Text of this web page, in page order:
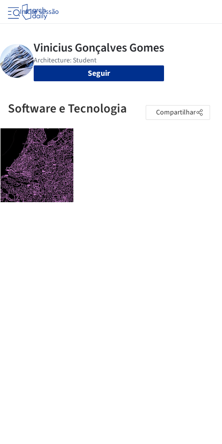
Iniciar sessão
Seguir
Software e Tecnologia Compartilhar